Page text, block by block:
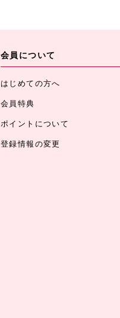
会員について
はじめての方へ
会員特典
ポイントについて
登録情報の変更